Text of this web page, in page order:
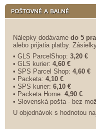
Nálepky dodávame do 5
alebo prijatia platby.
• GLS ParcelShop: 3,20 €
• GLS kurier: 4,60 €
• SPS Parcel Shop: 4,60 €
• Packeta: 4,10 €
• SPS kurier: 6,10 €
• Packeta Home: 4,90 €
• Slovenská pošta - bez
U objednávok s hodnotou